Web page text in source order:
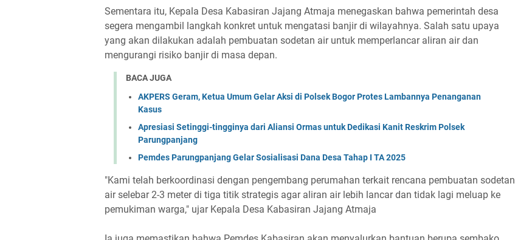
Sementara itu, Kepala Desa Kabasiran Jajang Atmaja menegaskan bahwa pemerintah desa
segera mengambil langkah konkret untuk mengatasi banjir di wilayahnya. Salah satu upaya
yang akan dilakukan adalah pembuatan sodetan air untuk memperlancar aliran air dan
mengurangi risiko banjir di masa depan.
BACA JUGA
AKPERS Geram, Ketua Umum Gelar Aksi di Polsek Bogor Protes Lambannya Penanganan
Kasus
Apresiasi Setinggi-tingginya dari Aliansi Ormas untuk Dedikasi Kanit Reskrim Polsek
Parungpanjang
Pemdes Parungpanjang Gelar Sosialisasi Dana Desa Tahap I TA 2025
"Kami telah berkoordinasi dengan pengembang perumahan terkait rencana pembuatan sodetan
air selebar 2-3 meter di tiga titik strategis agar aliran air lebih lancar dan tidak lagi meluap ke
pemukiman warga," ujar Kepala Desa Kabasiran Jajang Atmaja